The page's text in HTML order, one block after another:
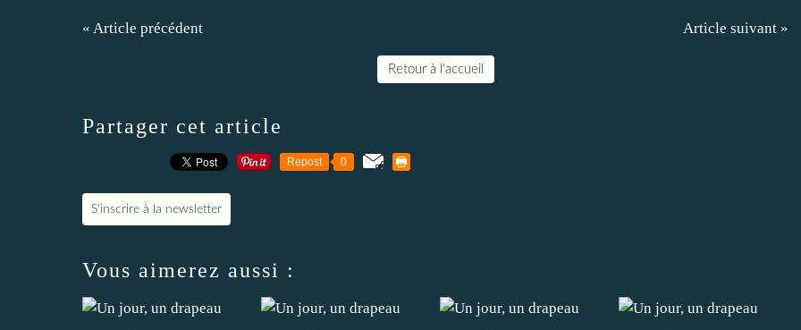
« Article précédent Article suivant »
Retour à l'accueil
Partager cet article
Repost 0
S'inscrire à la newsletter
Vous aimerez aussi :